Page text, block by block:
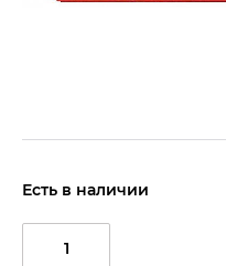
Есть в наличии